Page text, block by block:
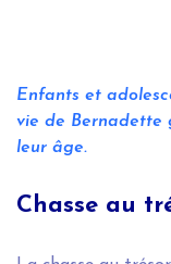
Enfants et
vie de Bernadette
leur âge.
Chasse au